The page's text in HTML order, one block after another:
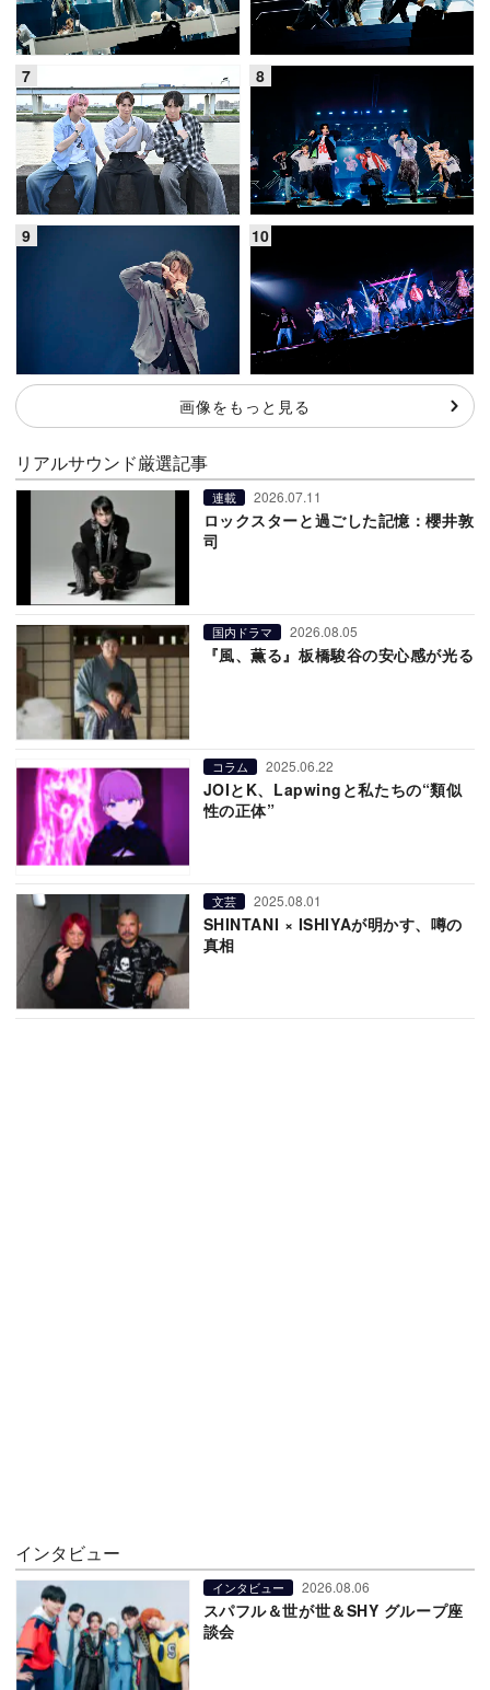
画像をもっと見る
リアルサウンド厳選記事
連載 2026.07.11
ロックスターと過ごした記憶：櫻井敦
司
国内ドラマ 2026.08.05
『風、薫る』板橋駿谷の安心感が光る
コラム 2025.06.22
JOIとK、Lapwingと私たちの“類似
性の正体”
文芸 2025.08.01
SHINTANI × ISHIYAが明かす、噂の
真相
インタビュー
インタビュー 2026.08.06
スパフル＆世が世＆SHY グループ座
談会